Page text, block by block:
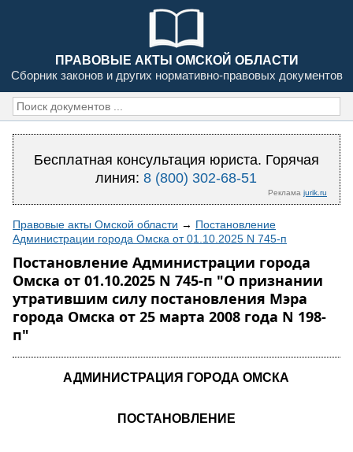
ПРАВОВЫЕ АКТЫ ОМСКОЙ ОБЛАСТИ
Сборник законов и других нормативно-правовых документов
Бесплатная консультация юриста. Горячая
линия:8 (800) 302-68-51
Реклама jurik.ru
Правовые акты Омской области → Постановление
Администрации города Омска от 01.10.2025 N 745-п
Постановление Администрации города
Омска от 01.10.2025 N 745-п "О признании
утратившим силу постановления Мэра
города Омска от 25 марта 2008 года N 198-
п"
АДМИНИСТРАЦИЯ ГОРОДА ОМСКА
ПОСТАНОВЛЕНИЕ